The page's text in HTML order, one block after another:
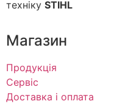
техніку STIHL
Магазин
Продукція
Сервіс
Доставка і оплата